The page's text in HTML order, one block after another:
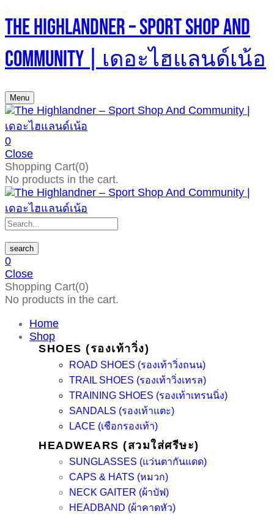
The Highlandner – Sport Shop And
Community | เดอะไฮแลนด์เน้อ
Menu
0
Close
Shopping Cart(0)
No products in the cart.
search
0
Close
Shopping Cart(0)
No products in the cart.
Home
Shop
SHOES (รองเท้าวิ่ง)
ROAD SHOES (รองเท้าวิ่งถนน)
TRAIL SHOES (รองเท้าวิ่งเทรล)
TRAINING SHOES (รองเท้าเทรนนิ่ง)
SANDALS (รองเท้าแตะ)
LACE (เชือกรองเท้า)
HEADWEARS (สวมใส่ศรีษะ)
SUNGLASSES (แว่นตากันแดด)
CAPS & HATS (หมวก)
NECK GAITER (ผ้าบัฟ)
HEADBAND (ผ้าคาดหัว)